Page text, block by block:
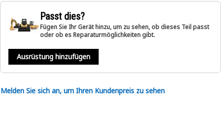
Passt dies?
Fügen Sie Ihr Gerät hinzu, um zu sehen, ob dieses Teil passt
oder ob es Reparaturmöglichkeiten gibt.
Ausrüstung hinzufügen
Melden Sie sich an, um Ihren Kundenpreis zu sehen